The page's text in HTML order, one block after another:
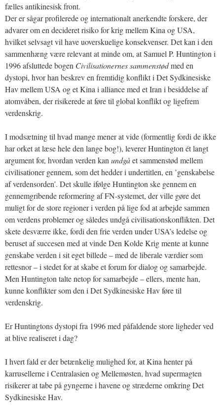
fælles antikinesisk front.
Der er sågar profilerede og internationalt anerkendte forskere, der
advarer om en decideret risiko for krig mellem Kina og USA,
hvilket selvsagt vil have uoverskuelige konsekvenser. Det kan i den
sammenhæng være relevant at minde om, at Samuel P. Huntington i
1996 afsluttede bogen Civilisationernes sammenstødmed en
dystopi, hvor han beskrev en fremtidig konflikt i Det Sydkinesiske
Hav mellem USA og et Kina i alliance med et Iran i besiddelse af
atomvåben, der risikerede at føre til global konflikt og ligefrem
verdenskrig.
I modsætning til hvad mange mener at vide (formentlig fordi de ikke
har orket at læse hele den lange bog!), leverer Huntington ét langt
argument for, hvordan verden kan undgået sammenstød mellem
civilisationer gennem, som det hedder i undertitlen, en ’genskabelse
af verdensorden’. Det skulle ifølge Huntington ske gennem en
gennemgribende reformering af FN-systemet, der ville gøre det
muligt for de store regioner i verden på lige fod at arbejde sammen
om verdens problemer og således undgå civilisationskonflikten. Det
skete desværre ikke, fordi den frie verden under USA’s ledelse og
beruset af succesen med at vinde Den Kolde Krig mente at kunne
genskabe verden i sit eget billede – med de liberale værdier som
rettesnor – i stedet for at skabe et forum for dialog og samarbejde.
Men Huntington talte netop for samarbejde – ellers, mente han,
kunne konflikter som den i Det Sydkinesiske Hav føre til
verdenskrig.
Er Huntingtons dystopi fra 1996 med påfaldende store ligheder ved
at blive realiseret i dag?
I hvert fald er der betænkelig mulighed for, at Kina henter på
karrusellerne i Centralasien og Mellemøsten, hvad supermagten
risikerer at tabe på gyngerne i havene og stræderne omkring Det
Sydkinesiske Hav.